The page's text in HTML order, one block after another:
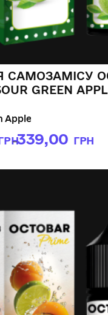
САМОЗАМІСУ
GREEN
Apple
–339,00 ГРН